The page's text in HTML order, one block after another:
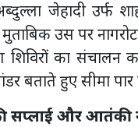
जेहादी उर्फ
उस पर
शिविरों का
बताते हुए सीमा
सप्लाई और आतंकी